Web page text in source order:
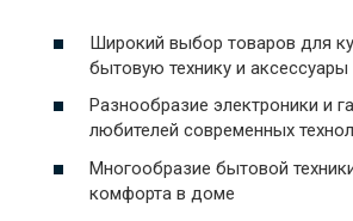
Широкий выбор товаров для
бытовую технику и аксессуары
Разнообразие электроники и
любителей современных
Многообразие бытовой
комфорта в доме